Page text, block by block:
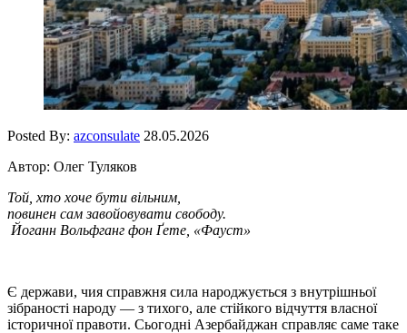
Posted By: azconsulate 28.05.2026
Автор: Олег Туляков
Той, хто хоче бути вільним,
повинен сам завойовувати свободу.
Йоганн Вольфганг фон Ґете, «Фауст»
Є держави, чия справжня сила народжується з внутрішньої
зібраності народу — з тихого, але стійкого відчуття власної
історичної правоти. Сьогодні Азербайджан справляє саме таке